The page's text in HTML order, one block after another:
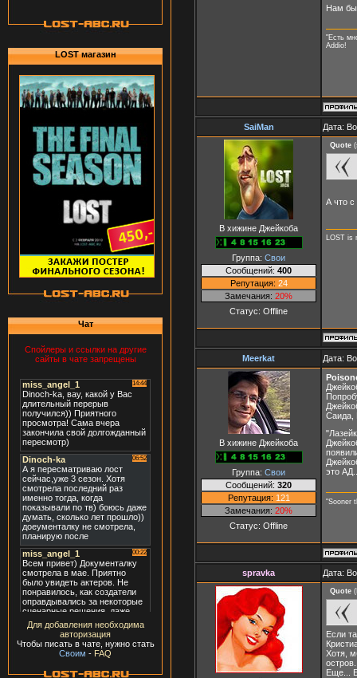
LOST магазин
Чат
Спойлеры и ссылки на другие
сайты в чате запрещены
Для добавления необходима
авторизация
Чтобы писать в чате, нужно стать
Своим - FAQ
Нам бы
"Есть
Addio!
SaiMan Дата:
В хижине Джейкоба
Группа: Свои
Сообщений: 400
Репутация: 24
Замечания: 20%
Статус: Offline
Quote (
А что с
LOST
Meerkat Дата:
В хижине Джейкоба
Группа: Свои
Сообщений: 320
Репутация: 121
Замечания: 20%
Статус: Offline
Саида,
это
"Sooner
spravka Дата:
Quote (
Если
Хотя,
остров.
Еще...